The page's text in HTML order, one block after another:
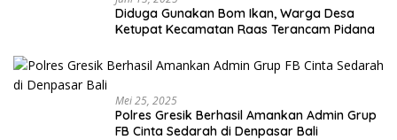
Diduga Gunakan Bom Ikan, Warga Desa
Ketupat Kecamatan Raas Terancam Pidana
Mei 25, 2025
Polres Gresik Berhasil Amankan Admin Grup
FB Cinta Sedarah di Denpasar Bali